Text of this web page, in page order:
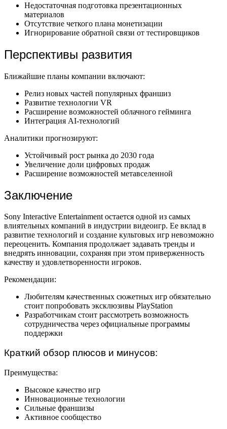
Недостаточная подготовка презентационных
материалов
Отсутствие четкого плана монетизации
Игнорирование обратной связи от тестировщиков
Перспективы развития
Ближайшие планы компании включают:
Релиз новых частей популярных франшиз
Развитие технологии VR
Расширение возможностей облачного гейминга
Интеграция AI-технологий
Аналитики прогнозируют:
Устойчивый рост рынка до 2030 года
Увеличение доли цифровых продаж
Расширение возможностей метавселенной
Заключение
Sony Interactive Entertainment остается одной из самых
влиятельных компаний в индустрии видеоигр. Ее вклад в
развитие технологий и создание культовых игр невозможно
переоценить. Компания продолжает задавать тренды и
внедрять инновации, сохраняя при этом приверженность
качеству и удовлетворенности игроков.
Рекомендации:
Любителям качественных сюжетных игр обязательно
стоит попробовать эксклюзивы PlayStation
Разработчикам стоит рассмотреть возможность
сотрудничества через официальные программы
поддержки
Краткий обзор плюсов и минусов:
Преимущества:
Высокое качество игр
Инновационные технологии
Сильные франшизы
Активное сообщество